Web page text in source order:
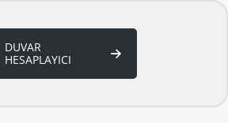
DUVAR
HESAPLAYICI